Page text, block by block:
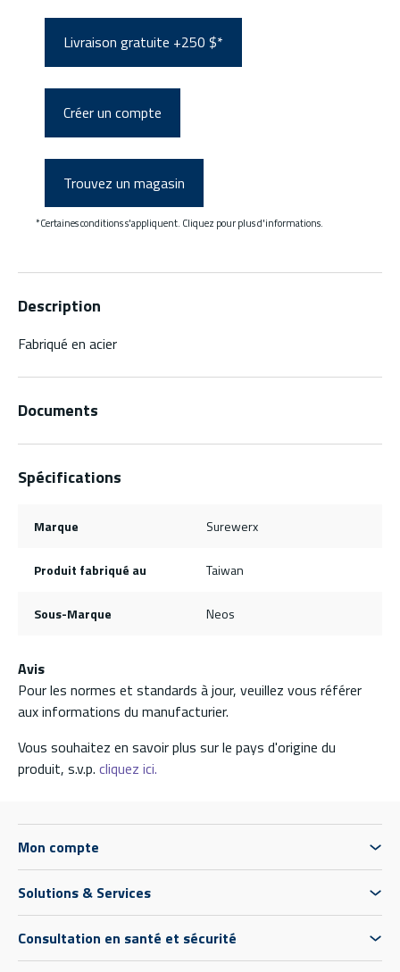
Livraison gratuite +250 $*
Créer un compte
Trouvez un magasin
*Certaines conditions s'appliquent. Cliquez pour plus d'informations.
Description
Fabriqué en acier
Documents
Spécifications
Marque Surewerx
Produit fabriqué au Taiwan
Sous-Marque Neos
Avis
Pour les normes et standards à jour, veuillez vous référer
aux informations du manufacturier.
Vous souhaitez en savoir plus sur le pays d'origine du
produit, s.v.p. cliquez ici.
Mon compte
Solutions & Services
Consultation en santé et sécurité